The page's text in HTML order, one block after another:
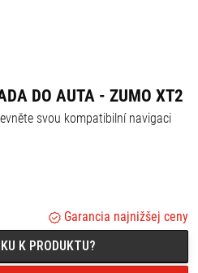
DO AUTA - ZUMO XT2
svou kompatibilní navigaci
nebo na jakýkoliv hladký rovný
kolébku, napájecí kabel a
Garancia najnižšej ceny
K PRODUKTU?